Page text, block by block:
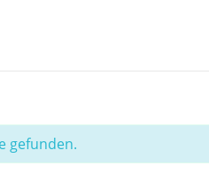
gefunden.